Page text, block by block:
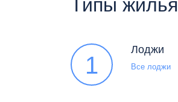
Типы жилья
1
Лоджи
Все лоджи